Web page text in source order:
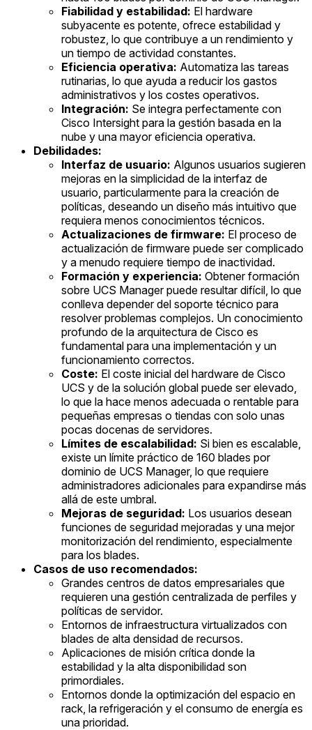
Fiabilidad y estabilidad: El hardware
subyacente es potente, ofrece estabilidad y
robustez, lo que contribuye a un rendimiento y
un tiempo de actividad constantes.
Eficiencia operativa: Automatiza las tareas
rutinarias, lo que ayuda a reducir los gastos
administrativos y los costes operativos.
Integración: Se integra perfectamente con
Cisco Intersight para la gestión basada en la
nube y una mayor eficiencia operativa.
Debilidades:
Interfaz de usuario: Algunos usuarios sugieren
mejoras en la simplicidad de la interfaz de
usuario, particularmente para la creación de
políticas, deseando un diseño más intuitivo que
requiera menos conocimientos técnicos.
Actualizaciones de firmware: El proceso de
actualización de firmware puede ser complicado
y a menudo requiere tiempo de inactividad.
Formación y experiencia: Obtener formación
sobre UCS Manager puede resultar difícil, lo que
conlleva depender del soporte técnico para
resolver problemas complejos. Un conocimiento
profundo de la arquitectura de Cisco es
fundamental para una implementación y un
funcionamiento correctos.
Coste: El coste inicial del hardware de Cisco
UCS y de la solución global puede ser elevado,
lo que la hace menos adecuada o rentable para
pequeñas empresas o tiendas con solo unas
pocas docenas de servidores.
Límites de escalabilidad: Si bien es escalable,
existe un límite práctico de 160 blades por
dominio de UCS Manager, lo que requiere
administradores adicionales para expandirse más
allá de este umbral.
Mejoras de seguridad: Los usuarios desean
funciones de seguridad mejoradas y una mejor
monitorización del rendimiento, especialmente
para los blades.
Casos de uso recomendados:
Grandes centros de datos empresariales que
requieren una gestión centralizada de perfiles y
políticas de servidor.
Entornos de infraestructura virtualizados con
blades de alta densidad de recursos.
Aplicaciones de misión crítica donde la
estabilidad y la alta disponibilidad son
primordiales.
Entornos donde la optimización del espacio en
rack, la refrigeración y el consumo de energía es
una prioridad.